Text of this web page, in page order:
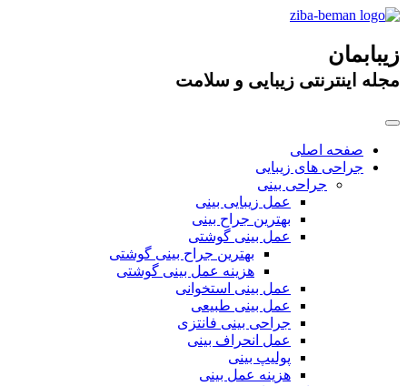
زیبابمان
مجله اینترنتی زیبایی و سلامت
صفحه اصلی
جراحی های زیبایی
جراحی بینی
عمل زیبایی بینی
بهترین جراح بینی
عمل بینی گوشتی
بهترین جراح بینی گوشتی
هزینه عمل بینی گوشتی
عمل بینی استخوانی
عمل بینی طبیعی
جراحی بینی فانتزی
عمل انحراف بینی
پولیپ بینی
هزینه عمل بینی